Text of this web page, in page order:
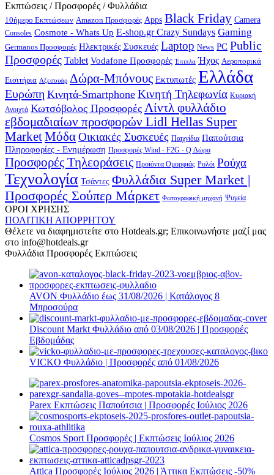
Εκπτώσεις / Προσφορές / Φυλλάδια
10ήμερο Εκπτώσεων Amazon Προσφορές Apps Black Friday Camera
Consoles Cosmote - Whats Up E-shop.gr Crazy Sundays Gaming
Germanos Προσφορές Hλεκτρικές Συσκευές Laptop News PC Public
Προσφορές Tablet Vodafone Προσφορές Έπιπλα Ήχος Αεροπορικά
Εισιτήρια Αξεσουάρ Δώρα-Μπόνους Εκτυπωτές Ελλάδα
Ευρώπη Κινητά-Smartphone Κινητή Τηλεφωνία Κυριακή
Ανοιχτά Κωτσόβολος Προσφορές Λίντλ φυλλάδιο
εβδομαδιαίων προσφορών Lidl Hellas Super
MarketΜόδαΟικιακές Συσκευές Παιχνίδια Παπούτσια
Πληροφορίες - Ενημέρωση Προσφορές Wind - F2G - Q Δώρα
Προσφορές Τηλεοράσεις Προϊόντα Ομορφιάς Ρολόι Ρούχα
Τεχνολογία Τσάντες Φυλλάδια Super Market |
Προσφορές Σούπερ Μάρκετ Φωτογραφική μηχανή Ψυγεία
ΟΡΟΙ ΧΡΗΣΗΣ
ΠΟΛΙΤΙΚΗ ΑΠΟΡΡΗΤΟΥ
Θέλετε να διαφημιστείτε στο Hotdeals.gr; Επικοινωνήστε μαζί μας
στο info@hotdeals.gr
Φυλλάδια Προσφορές Εκπτώσεις
AVON Φυλλάδιο έως 31/08/2026 | Κατάλογος 8
Μπροσούρα
Discount Markt Φυλλάδιο από 03/08/2026 | Προσφορές
Εβδομάδας
VICKO Φυλλάδιο | Προσφορές από 01/08/2026
Parex Εκπτώσεις Παπούτσια | Προσφορές Ιούλιος 2026
Cosmos Sport Προσφορές | Εκπτώσεις Ιούλιος 2026
Attica Προσφορές Ιούλιος 2026 | Άττικα Εκπτώσεις -50%